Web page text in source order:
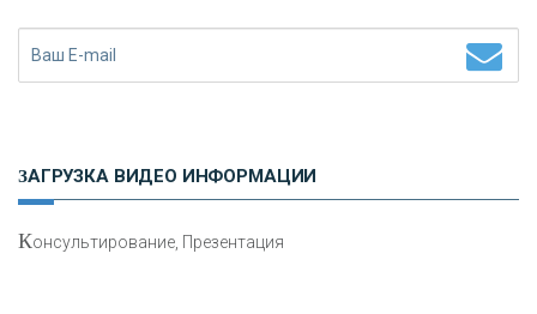
ЗАГРУЗКА ВИДЕО ИНФОРМАЦИИ
Консультирование, Презентация